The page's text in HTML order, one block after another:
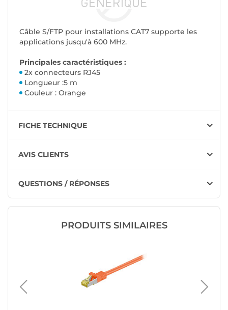
Câble S/FTP pour installations CAT7 supporte les
applications jusqu'à 600 MHz.
Principales caractéristiques :
2x connecteurs RJ45
Longueur :5 m
Couleur : Orange
FICHE TECHNIQUE
AVIS CLIENTS
QUESTIONS / RÉPONSES
PRODUITS SIMILAIRES